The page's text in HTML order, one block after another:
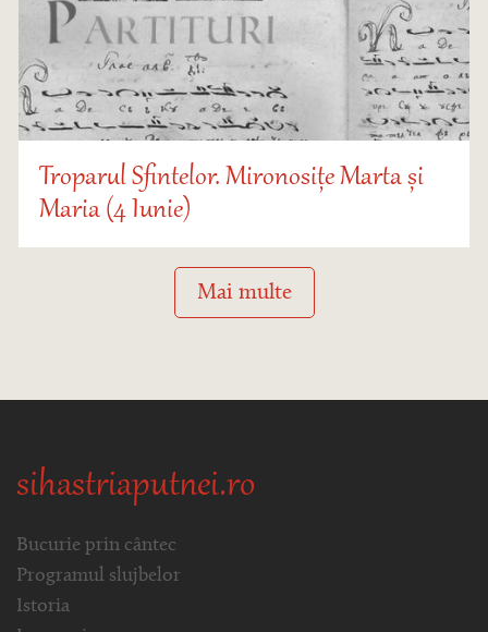
Troparul Sfintelor. Mironosițe Marta și
Maria (4 Iunie)
Mai multe
sihastriaputnei.ro
Bucurie prin cântec
Programul slujbelor
Istoria